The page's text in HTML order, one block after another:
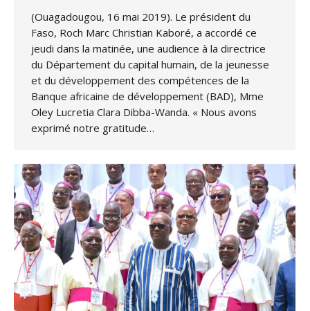
(Ouagadougou, 16 mai 2019). Le président du
Faso, Roch Marc Christian Kaboré, a accordé ce
jeudi dans la matinée, une audience à la directrice
du Département du capital humain, de la jeunesse
et du développement des compétences de la
Banque africaine de développement (BAD), Mme
Oley Lucretia Clara Dibba-Wanda. « Nous avons
exprimé notre gratitude…